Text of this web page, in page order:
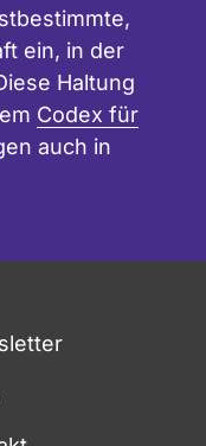
ein, in der
Haltung
Codex für
auch in